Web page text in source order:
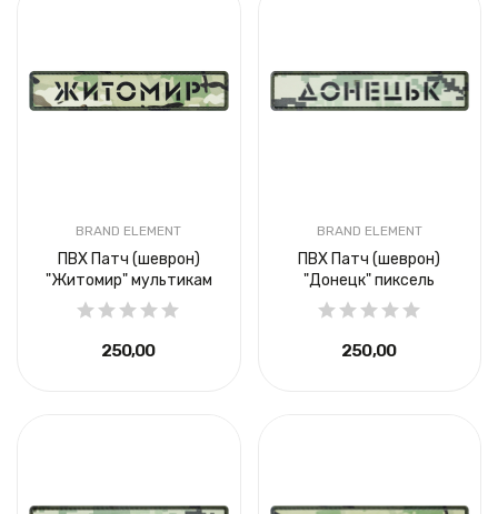
BRAND ELEMENT
ПВХ Патч (шеврон)
"Житомир" мультикам
250,00 ₴
BRAND ELEMENT
ПВХ Патч (шеврон)
"Донецк" пиксель
250,00 ₴